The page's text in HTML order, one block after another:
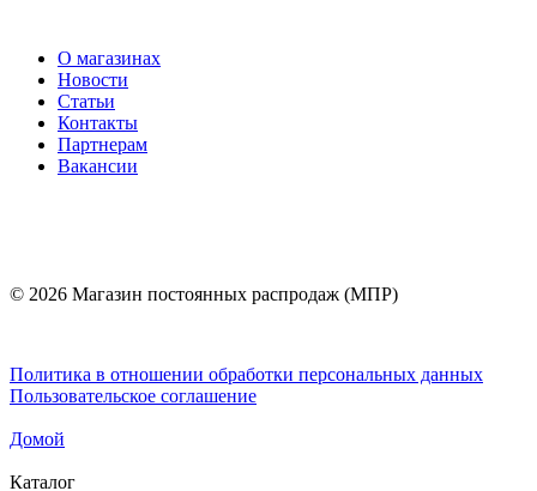
О магазинах
Новости
Статьи
Контакты
Партнерам
Вакансии
© 2026 Магазин постоянных распродаж (МПР)
Политика в отношении обработки персональных данных
Пользовательское соглашение
Домой
Каталог